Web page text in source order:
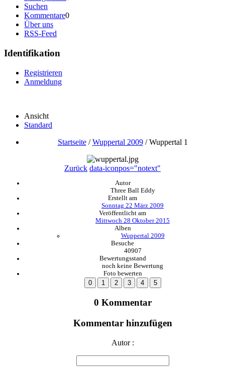
Suchen
Kommentare0
Über uns
RSS-Feed
Identifikation
Registrieren
Anmeldung
Ansicht
Standard
Startseite/Wuppertal 2009/Wuppertal 1
Zurück data-iconpos="notext"
Autor
Three Ball Eddy
Erstellt am
Sonntag 22 März 2009
Veröffentlicht am
Mittwoch 28 Oktober 2015
Alben
Wuppertal 2009
Besuche
40907
Bewertungsstand
noch keine Bewertung
Foto bewerten
0 Kommentar
Kommentar hinzufügen
Autor :